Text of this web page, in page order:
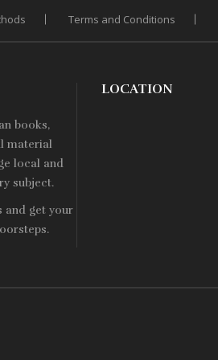
Terms and Conditions
books,
material
local and
subject.
and get your
LOCATION